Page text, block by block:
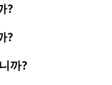
?
?
까?